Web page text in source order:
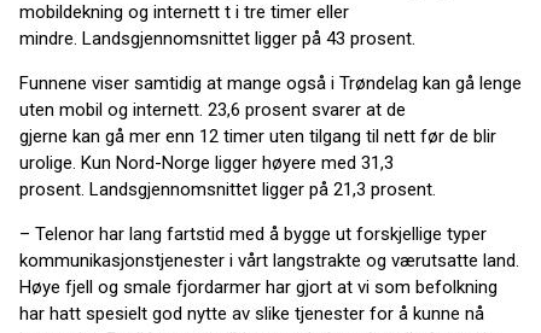
mobildekning og internett t i tre timer eller
mindre. Landsgjennomsnittet ligger på 43 prosent.
Funnene viser samtidig at mange også i Trøndelag kan gå lenge
uten mobil og internett. 23,6 prosent svarer at de
gjerne kan gå mer enn 12 timer uten tilgang til nett før de blir
urolige. Kun Nord-Norge ligger høyere med 31,3
prosent. Landsgjennomsnittet ligger på 21,3 prosent.
– Telenor har lang fartstid med å bygge ut forskjellige typer
kommunikasjonstjenester i vårt langstrakte og værutsatte land.
Høye fjell og smale fjordarmer har gjort at vi som befolkning
har hatt spesielt god nytte av slike tjenester for å kunne nå